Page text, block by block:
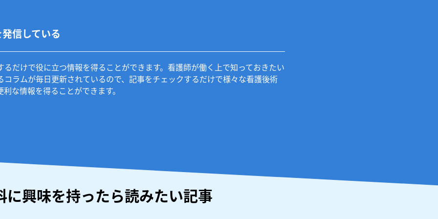
信している
るだけで役に立つ情報を得ることができます。看護師が働く上で知っておきたい
コラムが毎日更新されているので、記事をチェックするだけで様々な看護後術
な情報を得ることができます。
に興味を持ったら読みたい記事